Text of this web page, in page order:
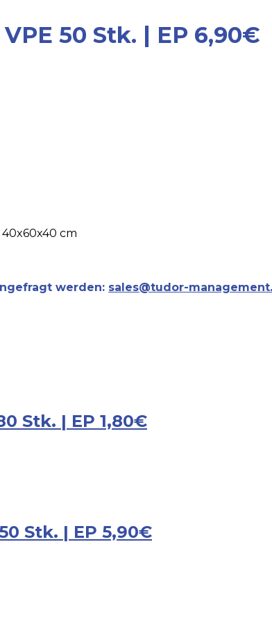
50 Stk. | EP 6,90€
cm
werden: sales@tudor-
Stk. | EP 1,80€
Stk. | EP 5,90€